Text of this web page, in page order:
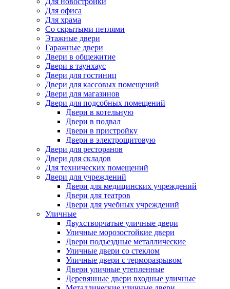
Для офиса
Для храма
Со скрытыми петлями
Этажные двери
Гаражные двери
Двери в общежитие
Двери в таунхаус
Двери для гостиниц
Двери для кассовых помещений
Двери для магазинов
Двери для подсобных помещений
Двери в котельную
Двери в подвал
Двери в пристройку
Двери в электрощитовую
Двери для ресторанов
Двери для складов
Для технических помещений
Двери для учреждений
Двери для медицинских учреждений
Двери для театров
Двери для учебных учреждений
Уличные
Двухстворчатые уличные двери
Уличные морозостойкие двери
Двери подъездные металлические
Уличные двери со стеклом
Уличные двери с терморазрывом
Двери уличные утепленные
Деревянные двери входные уличные